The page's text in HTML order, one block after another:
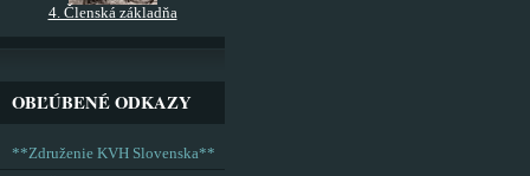
4. Členská základňa
OBĽÚBENÉ ODKAZY
**Združenie KVH Slovenska**